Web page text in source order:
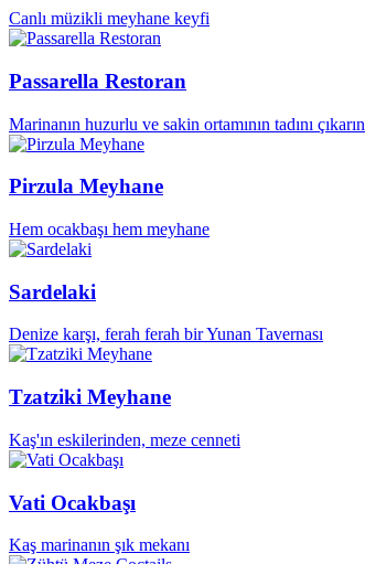
Canlı müzikli meyhane keyfi
Passarella Restoran
Marinanın huzurlu ve sakin ortamının tadını çıkarın
Pirzula Meyhane
Hem ocakbaşı hem meyhane
Sardelaki
Denize karşı, ferah ferah bir Yunan Tavernası
Tzatziki Meyhane
Kaş'ın eskilerinden, meze cenneti
Vati Ocakbaşı
Kaş marinanın şık mekanı